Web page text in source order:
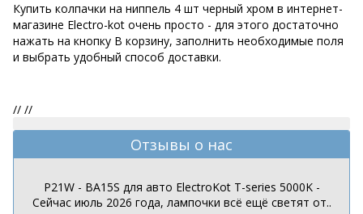
Купить колпачки на ниппель 4 шт черный хром в интернет-
магазине Electro-kot очень просто - для этого достаточно
нажать на кнопку В корзину, заполнить необходимые поля
и выбрать удобный способ доставки.
// //
Отзывы о нас
P21W - BA15S для авто ElectroKot T-series 5000K -
Сейчас июль 2026 года, лампочки всё ещё светят от..